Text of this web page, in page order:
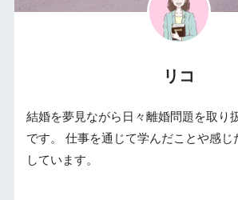
リコ
結婚を夢見ながら日々離婚問題を取り
です。 仕事を通じて学んだことや感じ
しています。